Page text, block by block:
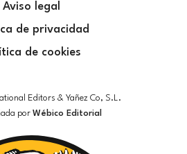
Aviso legal
de privacidad
de cookies
Editors & Yañez Co, S.L.
por Wébico Editorial